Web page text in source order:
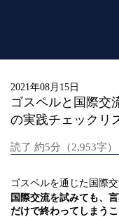
2021年08月15日
ゴスペルと国際交
の実践チェックリ
読了 約5分（2,953字）
ゴスペルを通じた国際
国際交流を試みても、
だけで終わってしまう